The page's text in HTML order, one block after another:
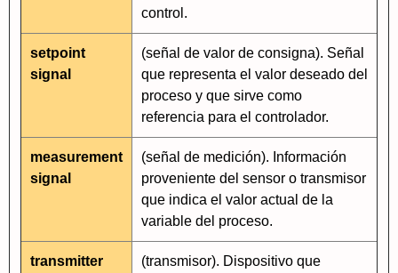
control.
setpoint
signal
(señal de valor de consigna). Señal
que representa el valor deseado del
proceso y que sirve como
referencia para el controlador.
measurement
signal
(señal de medición). Información
proveniente del sensor o transmisor
que indica el valor actual de la
variable del proceso.
transmitter
(transmisor). Dispositivo que